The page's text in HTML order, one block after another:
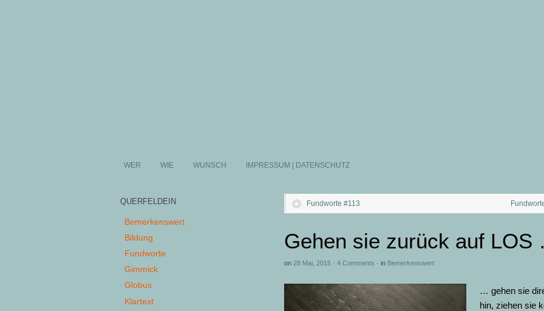
WER WIE WUNSCH IMPRESSUM | DATENSCHUTZ
Fundworte #113
Gehen sie zurück auf LOS
on 28 Mai, 2015 · 4 Comments · in Bemerkenswert
… gehen sie
hin, ziehen sie
QUERFELDEIN
Bemerkenswert
Bildung
Fundworte
Gimmick
Globus
Klartext